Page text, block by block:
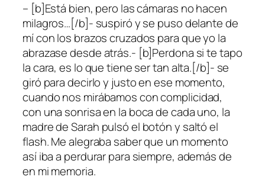
– [b]Está bien, pero las cámaras no hacen
milagros…[/b]- suspiró y se puso delante de
mí con los brazos cruzados para que yo la
abrazase desde atrás.- [b]Perdona si te tapo
la cara, es lo que tiene ser tan alta.[/b]- se
giró para decirlo y justo en ese momento,
cuando nos mirábamos con complicidad,
con una sonrisa en la boca de cada uno, la
madre de Sarah pulsó el botón y saltó el
flash. Me alegraba saber que un momento
así iba a perdurar para siempre, además de
en mi memoria.